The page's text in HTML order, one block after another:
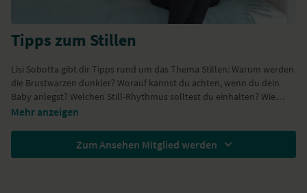
Tipps zum Stillen
Lisi Sobotta gibt dir Tipps rund um das Thema Stillen: Warum werden
die Brustwarzen dunkler? Worauf kannst du achten, wenn du dein
Baby anlegst? Welchen Still-Rhythmus solltest du einhalten? Wie
erkennst du, ob dein Baby wirklich Hunger hat? Wie lange solltest du
Mehr anzeigen
Zum Ansehen Mitglied werden